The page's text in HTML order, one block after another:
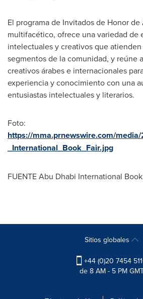
El programa de Invitados de Honor de
multifacético, ofrece una variedad de
intelectuales y creativos que
segmentos de la comunidad, y reúne
creativos árabes e internacionales
experiencia y conocimiento con una
entusiastas intelectuales y literarios.
Foto:
https://mma.prnewswire.com/
_International_Book_Fair.jpg
FUENTE Abu Dhabi International
Sitios globales
+44 (0)20 7454
de 8 AM - 5 PM